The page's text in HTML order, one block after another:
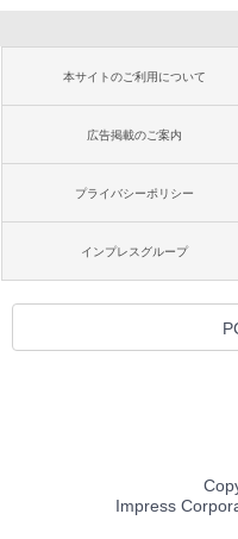
本サイトのご利用について
広告掲載のご案内
プライバシーポリシー
インプレスグループ
Impress